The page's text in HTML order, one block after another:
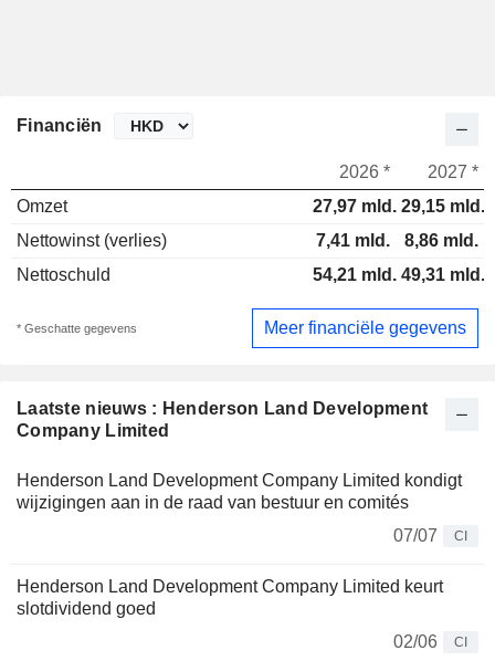
Laatste nieuws : Henderson Land Development
Company Limited
Henderson Land Development Company Limited kondigt
wijzigingen aan in de raad van bestuur en comités
07/07
CI
Henderson Land Development Company Limited keurt
slotdividend goed
02/06
CI
Financiën
2026 *
2027 *
Omzet
27,97 mld. 29,15 mld.
Nettowinst (verlies)
7,41 mld.
8,86 mld.
Nettoschuld
54,21 mld. 49,31 mld.
* Geschatte gegevens Meer financiële gegevens